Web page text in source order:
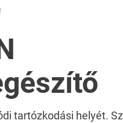
tartózkodási helyét.